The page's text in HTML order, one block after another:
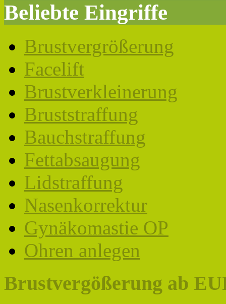
Beliebte Eingriffe
Brustvergrößerung
Facelift
Brustverkleinerung
Bruststraffung
Bauchstraffung
Fettabsaugung
Lidstraffung
Nasenkorrektur
Gynäkomastie OP
Ohren anlegen
Brustvergößerung ab